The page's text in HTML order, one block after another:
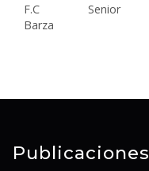
F.C
Barza
Senior
Publicaciones